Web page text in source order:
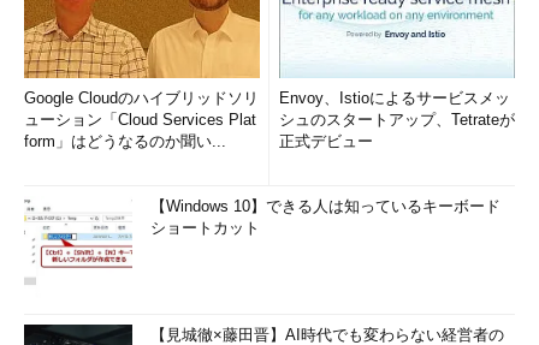
Google Cloudのハイブリッドソリ
ューション「Cloud Services Plat
form」はどうなるのか聞い...
Envoy、Istioによるサービスメッ
シュのスタートアップ、Tetrateが
正式デビュー
【Windows 10】できる人は知っているキーボード
ショートカット
【見城徹×藤田晋】AI時代でも変わらない経営者の